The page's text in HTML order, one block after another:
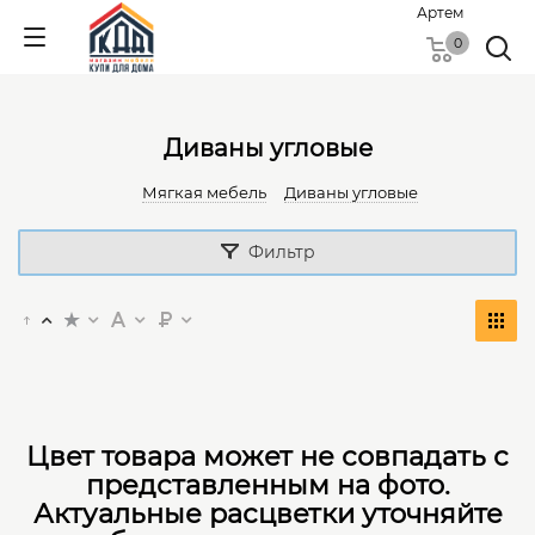
Артем
0
Диваны угловые
Мягкая мебель Диваны угловые
Фильтр
Цвет товара может не совпадать с
представленным на фото.
Актуальные расцветки уточняйте